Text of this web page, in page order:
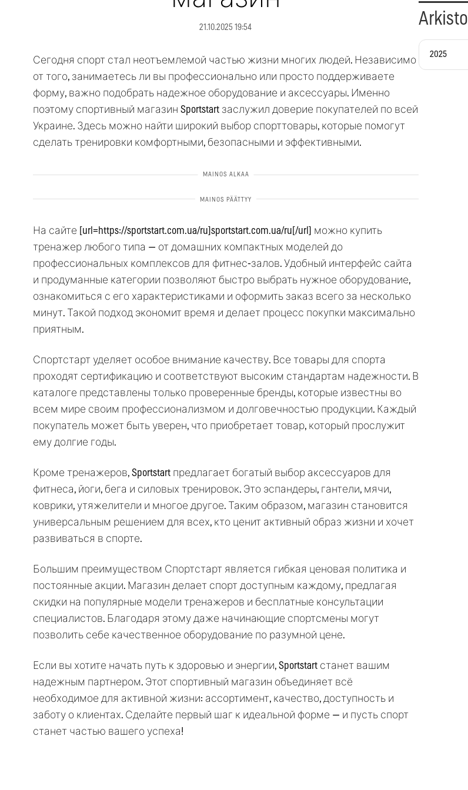
21.10.2025 19:54
Сегодня спорт стал неотъемлемой частью жизни многих людей. Независимо
от того, занимаетесь ли вы профессионально или просто поддерживаете
форму, важно подобрать надежное оборудование и аксессуары. Именно
поэтому спортивный магазин Sportstart заслужил доверие покупателей по всей
Украине. Здесь можно найти широкий выбор спорттовары, которые помогут
сделать тренировки комфортными, безопасными и эффективными.
На сайте [url=https://sportstart.com.ua/ru]sportstart.com.ua/ru[/url] можно купить
тренажер любого типа — от домашних компактных моделей до
профессиональных комплексов для фитнес-залов. Удобный интерфейс сайта
и продуманные категории позволяют быстро выбрать нужное оборудование,
ознакомиться с его характеристиками и оформить заказ всего за несколько
минут. Такой подход экономит время и делает процесс покупки максимально
приятным.
Спортстарт уделяет особое внимание качеству. Все товары для спорта
проходят сертификацию и соответствуют высоким стандартам надежности. В
каталоге представлены только проверенные бренды, которые известны во
всем мире своим профессионализмом и долговечностью продукции. Каждый
покупатель может быть уверен, что приобретает товар, который прослужит
ему долгие годы.
Кроме тренажеров, Sportstart предлагает богатый выбор аксессуаров для
фитнеса, йоги, бега и силовых тренировок. Это эспандеры, гантели, мячи,
коврики, утяжелители и многое другое. Таким образом, магазин становится
универсальным решением для всех, кто ценит активный образ жизни и хочет
развиваться в спорте.
Большим преимуществом Спортстарт является гибкая ценовая политика и
постоянные акции. Магазин делает спорт доступным каждому, предлагая
скидки на популярные модели тренажеров и бесплатные консультации
специалистов. Благодаря этому даже начинающие спортсмены могут
позволить себе качественное оборудование по разумной цене.
Если вы хотите начать путь к здоровью и энергии, Sportstart станет вашим
надежным партнером. Этот спортивный магазин объединяет всё
необходимое для активной жизни: ассортимент, качество, доступность и
заботу о клиентах. Сделайте первый шаг к идеальной форме — и пусть спорт
станет частью вашего успеха!
Arkisto
2025